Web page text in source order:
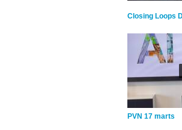
Closing Loops
PVN 17 marts